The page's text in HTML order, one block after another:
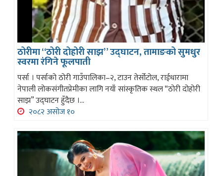
ठोरीमा “ठोरी दोहोरी साझ” उद्घाटन, तामाङको सुमधुर
स्वरमा रंगिने फूलपाती
पर्सा । पर्साको ठोरी गाउँपालिका–२, टाउन तेर्सोटोल, राईधारामा
नेपाली लोकसंगीतप्रेमीका लागि नयाँ सांस्कृतिक स्थल “ठोरी दोहोरी
साझ” उद्घाटन हुँदैछ ।...
२०८२ असोज १०